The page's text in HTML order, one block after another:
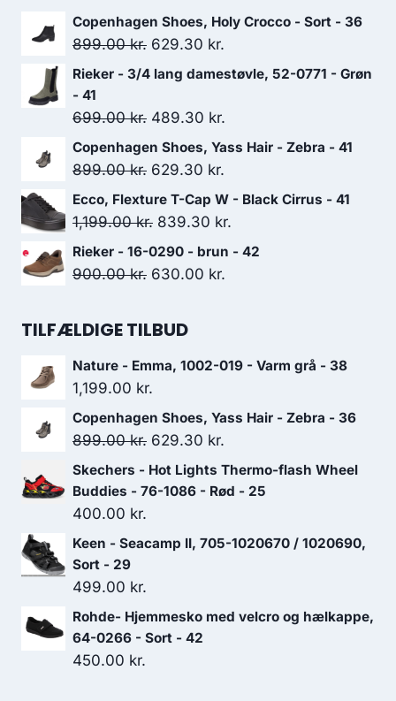
Copenhagen Shoes, Holy Crocco - Sort - 36
899.00kr. Den
oprindelige
var:
899.00 kr..
629.30 kr.
aktuelle
629.30 kr..
Rieker - 3/4 lang damestøvle, 52-0771 - Grøn
- 41
699.00kr. Den
oprindelige
pris
699.00 kr..
489.30 kr.
aktuelle
Copenhagen Shoes, Yass Hair - Zebra - 41
899.00kr. Den
oprindelige
pris
899.00 kr..
629.30 kr.
aktuelle
pris
Ecco, Flexture T-Cap W - Black Cirrus - 41
1,199.00kr. Den
oprindelige
pris
839.30 kr.
aktuelle
Rieker - 16-0290 - brun - 42
900.00kr. Den
pris
900.00 kr..
630.00 kr.
630.00 kr..
TILFÆLDIGE TILBUD
Nature - Emma, 1002-019 - Varm grå - 38
1,199.00 kr.
Copenhagen Shoes, Yass Hair - Zebra - 36
899.00kr. Den
oprindelige
pris
899.00 kr..
629.30 kr.
aktuelle
pris
629.30 kr..
Skechers - Hot Lights Thermo-flash Wheel
Buddies - 76-1086 - Rød - 25
400.00 kr.
Keen - Seacamp II, 705-1020670 / 1020690,
Sort - 29
499.00 kr.
Rohde- Hjemmesko med velcro og hælkappe,
64-0266 - Sort - 42
450.00 kr.